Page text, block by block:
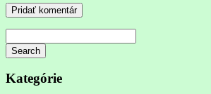
Search
is
Kategórie